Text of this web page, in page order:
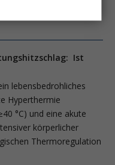
Thermoregulation
Ist
lebensbedrohliches
Hyperthermie
°C) und eine akute
körperlicher
Thermoregulation